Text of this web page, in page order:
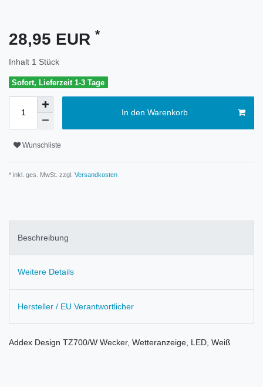
28,95 EUR *
Inhalt 1 Stück
Sofort, Lieferzeit 1-3 Tage
In den Warenkorb
Wunschliste
* inkl. ges. MwSt. zzgl. Versandkosten
Beschreibung
Weitere Details
Hersteller / EU Verantwortlicher
Addex Design TZ700/W Wecker, Wetteranzeige, LED, Weiß